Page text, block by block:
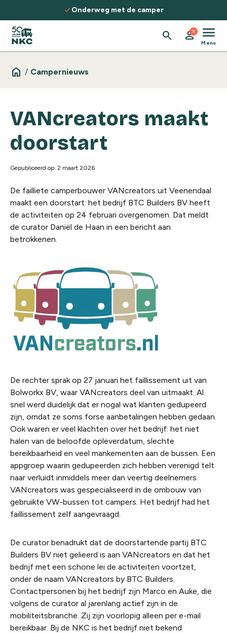
Spring naar de inhoud
checkOnderweg met de camper
search person
close menu
Menu
home / Campernieuws
VANcreators maakt
doorstart
Gepubliceerd op: 2 maart 2026
De failliete camperbouwer VANcreators uit Veenendaal
maakt een doorstart: het bedrijf BTC Builders BV heeft
de activiteiten op 24 februari overgenomen. Dat meldt
de curator Daniël de Haan in een bericht aan
betrokkenen.
De rechter sprak op 27 januari het faillissement uit van
Bolworkx BV, waar VANcreators deel van uitmaakt. Al
snel werd duidelijk dat er nogal wat klanten gedupeerd
zijn, omdat ze soms forse aanbetalingen hebben gedaan.
Ook waren er veel klachten over het bedrijf: het niet
halen van de beloofde opleverdatum, slechte
bereikbaarheid en veel mankementen aan de bussen. Een
appgroep waarin gedupeerden zich hebben verenigd telt
naar verluidt inmiddels meer dan veertig deelnemers.
VANcreators was gespecialiseerd in de ombouw van
gebruikte VW-bussen tot campers. Het bedrijf had het
faillissement zelf aangevraagd.
De curator benadrukt dat de doorstartende partij BTC
Builders BV niet gelieerd is aan VANcreators en dat het
bedrijf met een schone lei de activiteiten voortzet,
onder de naam VANcreators by BTC Builders.
Contactpersonen bij het bedrijf zijn Marco en Auke, die
volgens de curator al jarenlang actief zijn in de
mobiliteitsbranche. Zij zijn voorlopig alleen per e-mail
bereikbaar. Bij de NKC is het bedrijf niet bekend.